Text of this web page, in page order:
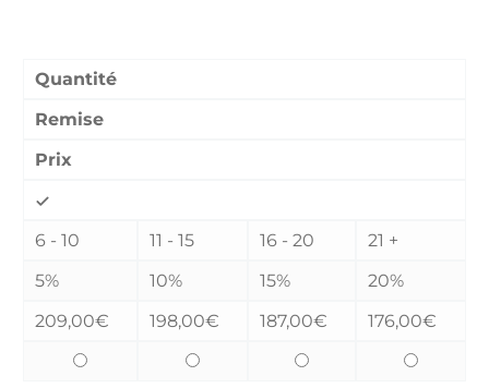
Quantité
Remise
Prix
6 - 10 11 - 15 16 - 20
21 +
5%
10% 15%
20%
209,00€ 198,00€ 187,00€ 176,00€